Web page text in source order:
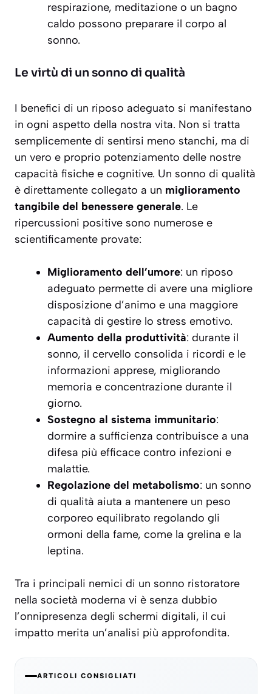
respirazione, meditazione o un bagno
caldo possono preparare il corpo al
sonno.
Le virtù di un sonno di qualità
I benefici di un riposo adeguato si manifestano
in ogni aspetto della nostra vita. Non si tratta
semplicemente di sentirsi meno stanchi, ma di
un vero e proprio potenziamento delle nostre
capacità fisiche e cognitive. Un sonno di qualità
è direttamente collegato a un miglioramento
tangibile del benessere generale. Le
ripercussioni positive sono numerose e
scientificamente provate:
Miglioramento dell’umore: un riposo
adeguato permette di avere una migliore
disposizione d’animo e una maggiore
capacità di gestire lo stress emotivo.
Aumento della produttività: durante il
sonno, il cervello consolida i ricordi e le
informazioni apprese, migliorando
memoria e concentrazione durante il
giorno.
Sostegno al sistema immunitario:
dormire a sufficienza contribuisce a una
difesa più efficace contro infezioni e
malattie.
Regolazione del metabolismo: un sonno
di qualità aiuta a mantenere un peso
corporeo equilibrato regolando gli
ormoni della fame, come la grelina e la
leptina.
Tra i principali nemici di un sonno ristoratore
nella società moderna vi è senza dubbio
l’onnipresenza degli schermi digitali, il cui
impatto merita un’analisi più approfondita.
ARTICOLI CONSIGLIATI